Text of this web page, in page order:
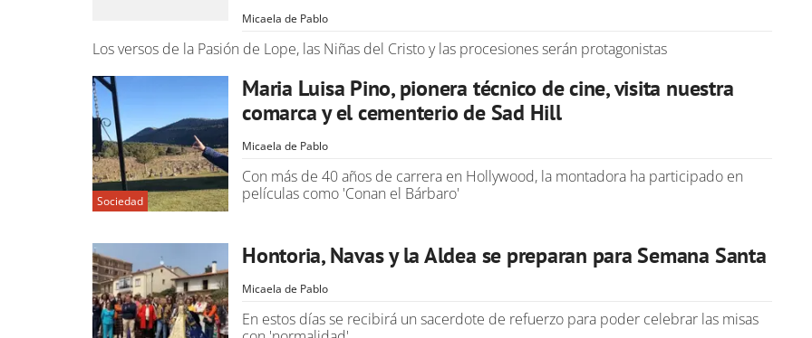
Micaela de Pablo
Los versos de la Pasión de Lope, las Niñas del Cristo y las procesiones serán protagonistas
Sociedad
Maria Luisa Pino, pionera técnico de cine, visita nuestra
comarca y el cementerio de Sad Hill
Micaela de Pablo
Con más de 40 años de carrera en Hollywood, la montadora ha participado en
películas como 'Conan el Bárbaro'
Hontoria, Navas y la Aldea se preparan para Semana Santa
Micaela de Pablo
En estos días se recibirá un sacerdote de refuerzo para poder celebrar las misas